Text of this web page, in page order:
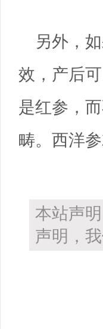
另外，
效，产后
是红参，
畴。西洋
本站声
声明，